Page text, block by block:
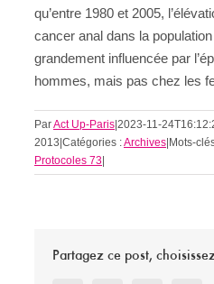
qu’entre 1980 et 2005,
cancer anal dans la
grandement influencée par
hommes, mais pas chez les
ParAct Up-Paris|2023-11-
2013|Catégories :Archives|Mots-
Protocoles 73|
Partagez ce post,